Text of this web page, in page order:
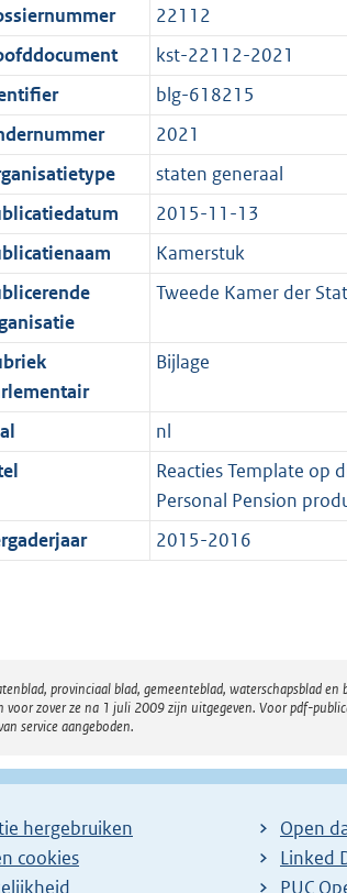
t
i
e
i
n
f
o
r
m
a
t
:
6
2
K
b
r
o
o
t
e
1
K
b
g
r
o
t
t
e
:
1
K
22112
kst-22112-2021
blg-618215
2021
staten generaal
2015-11-13
Kamerstuk
Tweede Kamer der
Bijlage
nl
Reacties Template op
Personal Pension
2015-2016
provinciaal blad, gemeenteblad, waterschapsblad
zover ze na 1 juli 2009 zijn uitgegeven. Voor pdf-
service aangeboden.
hergebruiken
cookies
Open
Linked
PUC